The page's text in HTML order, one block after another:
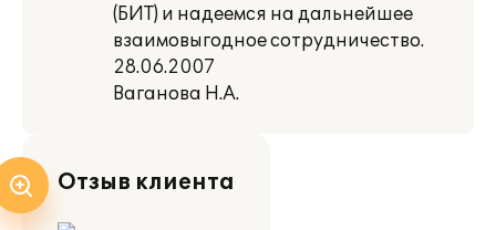
(БИТ) и надеемся на дальнейшее
взаимовыгодное сотрудничество.
28.06.2007
Ваганова Н.А.
Отзыв клиента